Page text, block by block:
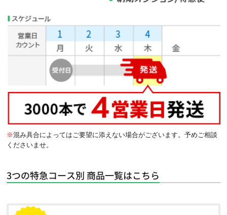
※混み具合によってはご要望に添えない場合がございます。予めご相談
くださいませ。
3つの特急コース別 商品一覧はこちら